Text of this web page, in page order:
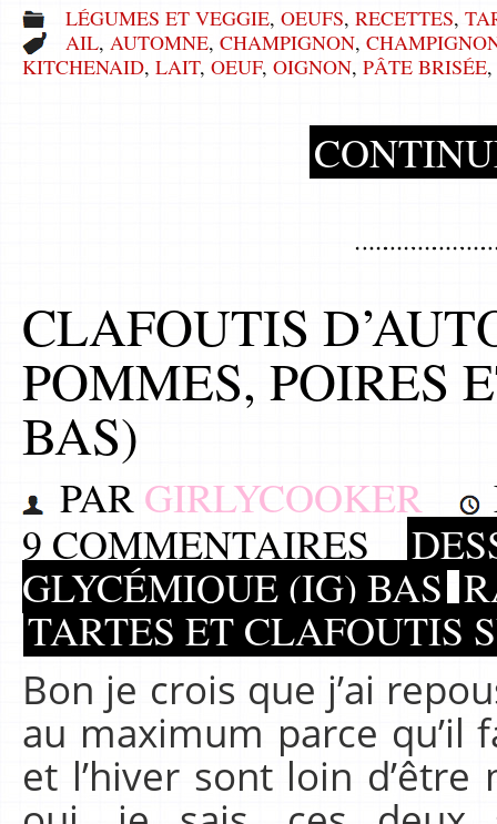
LÉGUMES ET VEGGIE, OEUFS, RECETTES,
AIL, AUTOMNE, CHAMPIGNON,
KITCHENAID, LAIT, OEUF, OIGNON, PÂTE BRISÉE,
CLAFOUTIS
POMMES, POIRES
BAS)
PAR GIRLYCOOKER
9 COMMENTAIRES
GLYCÉMIQUE (IG) BAS
TARTES ET CLAFOUTIS
Bon je crois que j’ai
au maximum parce qu’il
et l’hiver sont loin